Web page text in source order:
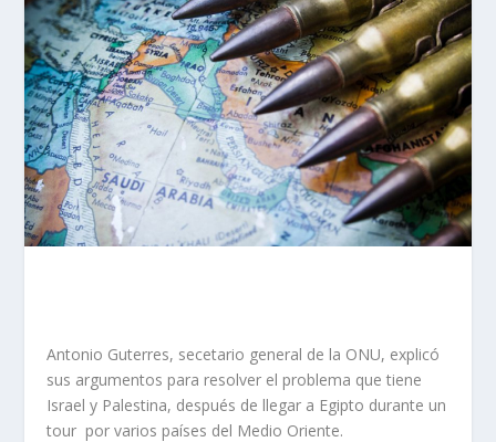
Antonio Guterres, secetario general de la ONU, explicó
sus argumentos para resolver el problema que tiene
Israel y Palestina, después de llegar a Egipto durante un
tour por varios países del Medio Oriente.